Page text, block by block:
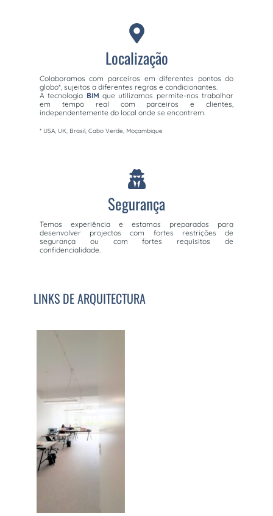
Localização
Colaboramos com parceiros em diferentes pontos do
globo*, sujeitos a diferentes regras e condicionantes.
A tecnologia BIM que utilizamos permite-nos trabalhar
em tempo real com parceiros e clientes,
independentemente do local onde se encontrem.
* USA, UK, Brasil, Cabo Verde, Moçambique
Segurança
Temos experiência e estamos preparados para
desenvolver projectos com fortes restrições de
segurança ou com fortes requisitos de
confidencialidade.
LINKS DE ARQUITECTURA